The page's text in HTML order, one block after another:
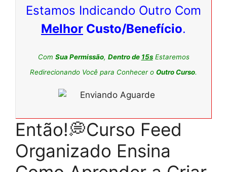
Estamos Indicando Outro Com
Melhor Custo/Benefício.
Com Sua Permissão, Dentro de 15sEstaremos
Redirecionando Você para Conhecer o Outro Curso.
Então!💭Curso Feed
Organizado Ensina